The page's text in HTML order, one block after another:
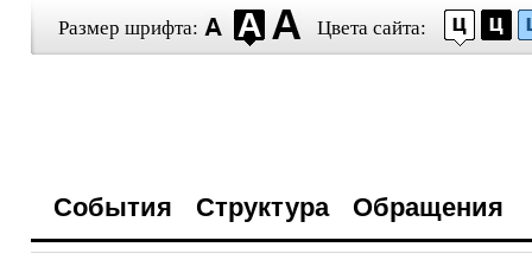
Размер шрифта: Цвета сайта:
События Структура Обращения